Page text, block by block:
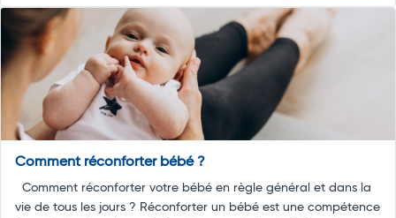
Comment réconforter bébé ?
Comment réconforter votre bébé en règle général et dans la
vie de tous les jours ? Réconforter un bébé est une compétence